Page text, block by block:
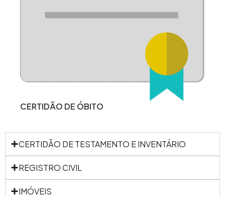
CERTIDÃO DE ÓBITO
CERTIDÃO DE TESTAMENTO E INVENTÁRIO
REGISTRO CIVIL
IMÓVEIS